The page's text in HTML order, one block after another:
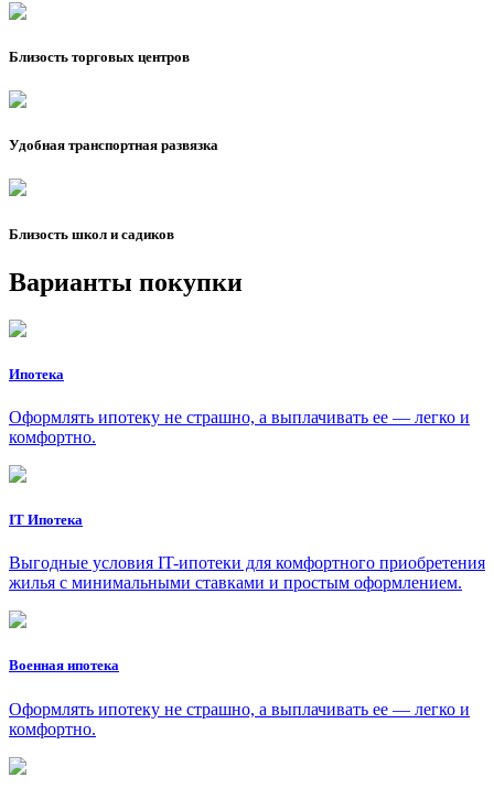
Близость торговых центров
Удобная транспортная развязка
Близость школ и садиков
Варианты покупки
Ипотека
Оформлять ипотеку не страшно, а выплачивать ее — легко и
комфортно.
IT Ипотека
Выгодные условия IT-ипотеки для комфортного приобретения
жилья с минимальными ставками и простым оформлением.
Военная ипотека
Оформлять ипотеку не страшно, а выплачивать ее — легко и
комфортно.